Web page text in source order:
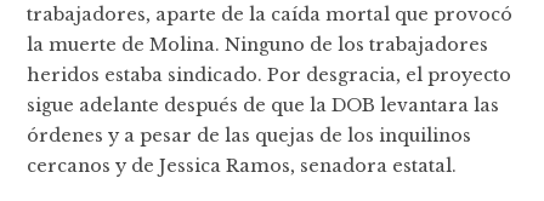
trabajadores, aparte de la caída mortal que provocó
la muerte de Molina. Ninguno de los trabajadores
heridos estaba sindicado. Por desgracia, el proyecto
sigue adelante después de que la DOB levantara las
órdenes y a pesar de las quejas de los inquilinos
cercanos y de Jessica Ramos, senadora estatal.